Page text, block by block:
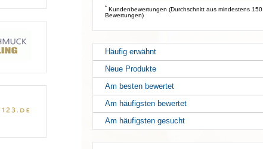
* Kundenbewertungen (Durchschnitt aus mindestens 150
Bewertungen)
Häufig erwähnt
Neue Produkte
Am besten bewertet
Am häufigsten bewertet
Am häufigsten gesucht